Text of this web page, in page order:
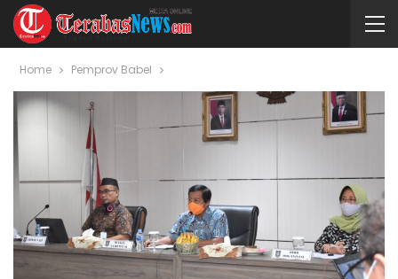
Home Pemprov Babel